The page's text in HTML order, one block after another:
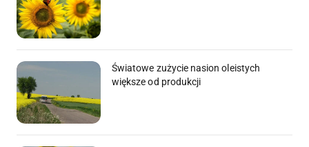
Światowe zużycie nasion oleistych
większe od produkcji